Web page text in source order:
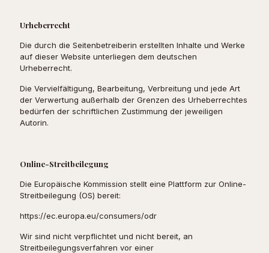
Urheberrecht
Die durch die Seitenbetreiberin erstellten Inhalte und Werke
auf dieser Website unterliegen dem deutschen
Urheberrecht.
Die Vervielfältigung, Bearbeitung, Verbreitung und jede Art
der Verwertung außerhalb der Grenzen des Urheberrechtes
bedürfen der schriftlichen Zustimmung der jeweiligen
Autorin.
Online-Streitbeilegung
Die Europäische Kommission stellt eine Plattform zur Online-
Streitbeilegung (OS) bereit:
https://ec.europa.eu/consumers/odr
Wir sind nicht verpflichtet und nicht bereit, an
Streitbeilegungsverfahren vor einer